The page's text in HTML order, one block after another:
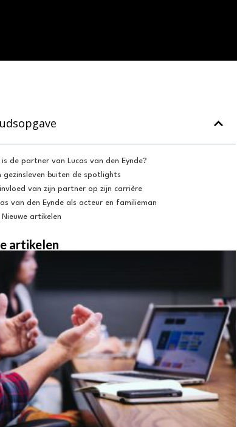
is de partner van Lucas van den Eynde?
gezinsleven buiten de spotlights
invloed van zijn partner op zijn carrière
van den Eynde als acteur en familieman
Nieuwe artikelen
artikelen